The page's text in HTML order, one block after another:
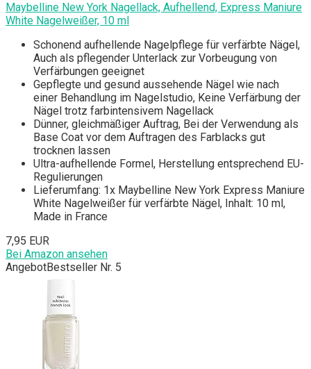
Maybelline New York Nagellack, Aufhellend, Express Maniure
White Nagelweißer, 10 ml
Schonend aufhellende Nagelpflege für verfärbte Nägel,
Auch als pflegender Unterlack zur Vorbeugung von
Verfärbungen geeignet
Gepflegte und gesund aussehende Nägel wie nach
einer Behandlung im Nagelstudio, Keine Verfärbung der
Nägel trotz farbintensivem Nagellack
Dünner, gleichmäßiger Auftrag, Bei der Verwendung als
Base Coat vor dem Auftragen des Farblacks gut
trocknen lassen
Ultra-aufhellende Formel, Herstellung entsprechend EU-
Regulierungen
Lieferumfang: 1x Maybelline New York Express Maniure
White Nagelweißer für verfärbte Nägel, Inhalt: 10 ml,
Made in France
7,95 EUR
Bei Amazon ansehen
AngebotBestseller Nr. 5